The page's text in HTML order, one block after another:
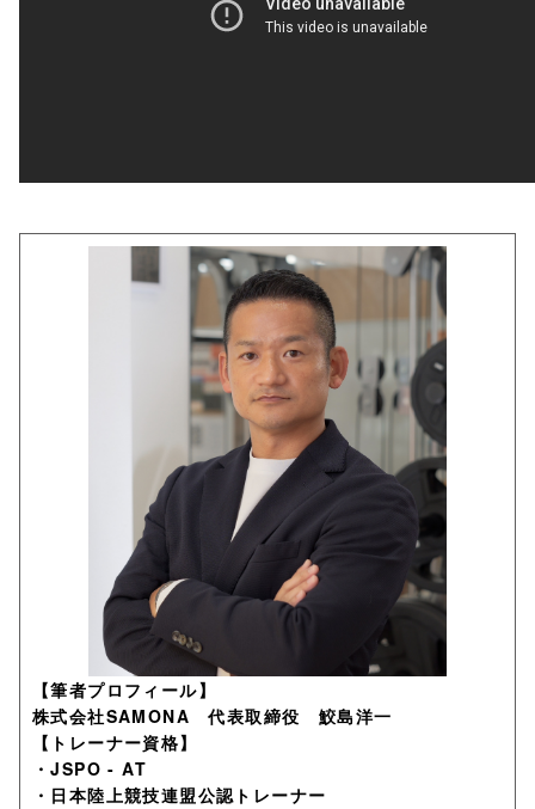
【筆者プロフィール】
株式会社SAMONA 代表取締役 鮫島洋一
【トレーナー資格】
・JSPO - AT
・日本陸上競技連盟公認トレーナー